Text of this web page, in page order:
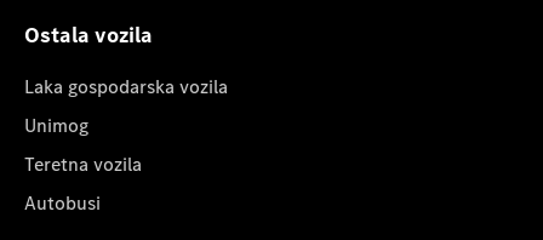
Ostala vozila
Laka gospodarska vozila
Unimog
Teretna vozila
Autobusi